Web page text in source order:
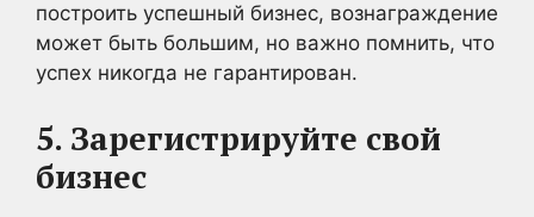
построить успешный бизнес, вознаграждение
может быть большим, но важно помнить, что
успех никогда не гарантирован.
5. Зарегистрируйте свой
бизнес